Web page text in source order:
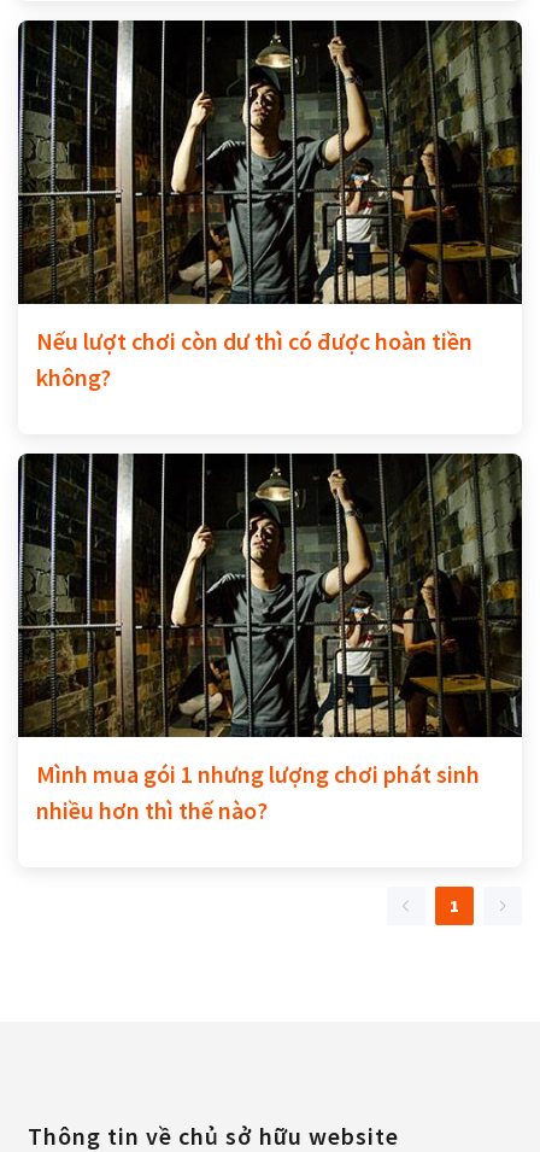
Nếu lượt chơi còn dư thì có được hoàn tiền
không?
Mình mua gói 1 nhưng lượng chơi phát sinh
nhiều hơn thì thế nào?
1
Thông tin về chủ sở hữu website